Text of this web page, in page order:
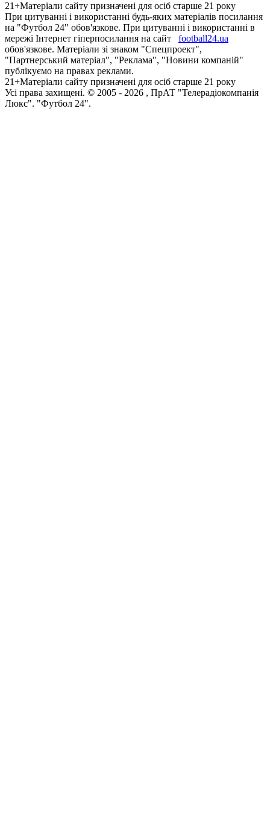
21+Матеріали сайту призначені для осіб старше 21 року
При цитуванні і використанні будь-яких матеріалів посилання
на "Футбол 24" обов'язкове. При цитуванні і використанні в
мережі Інтернет гіперпосилання на сайт
football24.ua
обов'язкове. Матеріали зі знаком "Спецпроект",
"Партнерський матеріал", "Реклама", "Новини компаній"
публікуємо на правах реклами.
21+Матеріали сайту призначені для осіб старше 21 року
Усi права захищенi. © 2005 - 2026 , ПрАТ "Телерадіокомпанія
Люкс". "Футбол 24".